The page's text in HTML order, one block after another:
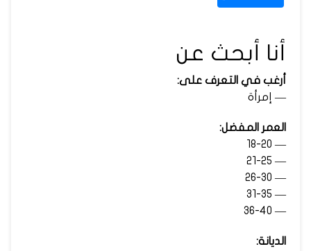
أنا أبحث عن
أرغب في التعرف على:
— إمرأة
العمر المفضل:
— 18-20
— 21-25
— 26-30
— 31-35
— 36-40
الديانة: